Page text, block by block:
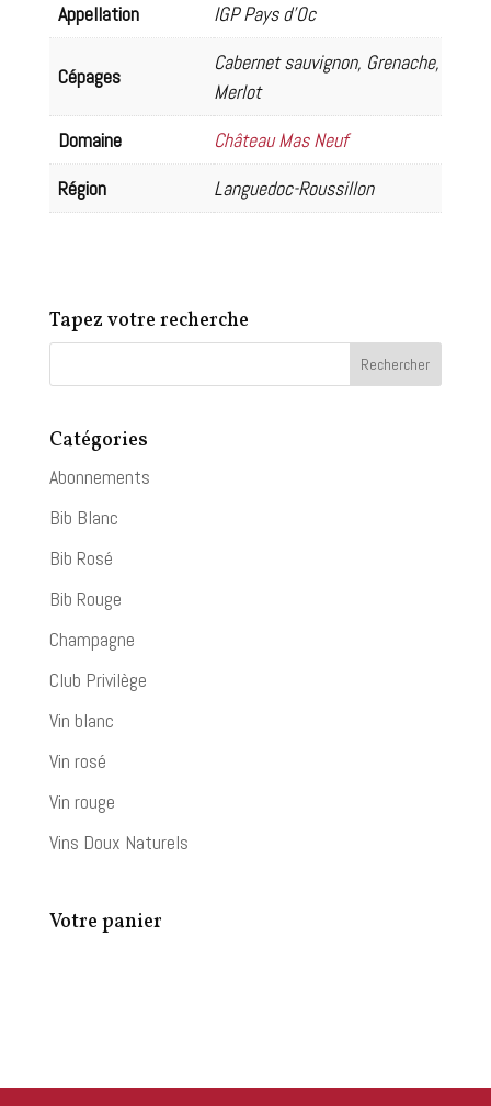
Appellation IGP Pays d'Oc
Cépages
Cabernet sauvignon, Grenache,
Merlot
Domaine
Château Mas Neuf
Région
Languedoc-Roussillon
Tapez votre recherche
Catégories
Abonnements
Bib Blanc
Bib Rosé
Bib Rouge
Champagne
Club Privilège
Vin blanc
Vin rosé
Vin rouge
Vins Doux Naturels
Votre panier